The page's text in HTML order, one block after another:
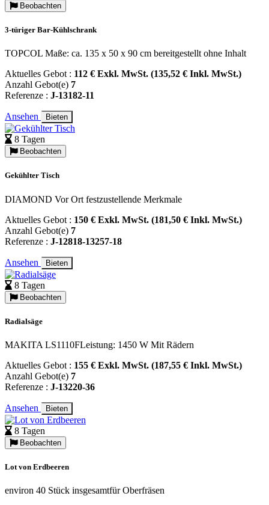
Beobachten
3-türiger Bar-Kühlschrank
TOPCOL Maße: ca. 135 x 50 x 90 cm bereitgestellt ohne Inhalt
Aktuelles Gebot : 112 € Exkl. MwSt. (135,52 € Inkl. MwSt.)
Anzahl Gebot(e) 7
Referenze : J-13182-11
Ansehen Bieten
8 Tagen
Beobachten
Gekühlter Tisch
DIAMOND Vor Ort festzustellende Merkmale
Aktuelles Gebot : 150 € Exkl. MwSt. (181,50 € Inkl. MwSt.)
Anzahl Gebot(e) 7
Referenze : J-12818-13257-18
Ansehen Bieten
8 Tagen
Beobachten
Radialsäge
MAKITA LS1110FLeistung: 1450 W Mit Rädern
Aktuelles Gebot : 155 € Exkl. MwSt. (187,55 € Inkl. MwSt.)
Anzahl Gebot(e) 7
Referenze : J-13220-36
Ansehen Bieten
8 Tagen
Beobachten
Lot von Erdbeeren
environ 40 Stück insgesamtfür Oberfräsen